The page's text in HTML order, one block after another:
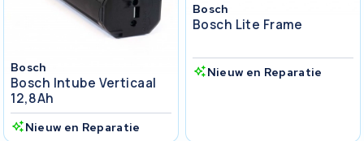
Bosch
Bosch Intube Verticaal
12,8Ah
Nieuw en Reparatie
Bosch
Bosch Lite Frame
Nieuw en Reparatie